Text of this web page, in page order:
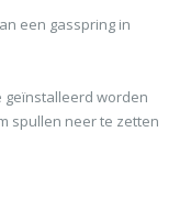
een gasspring in
geïnstalleerd worden
spullen neer te zetten